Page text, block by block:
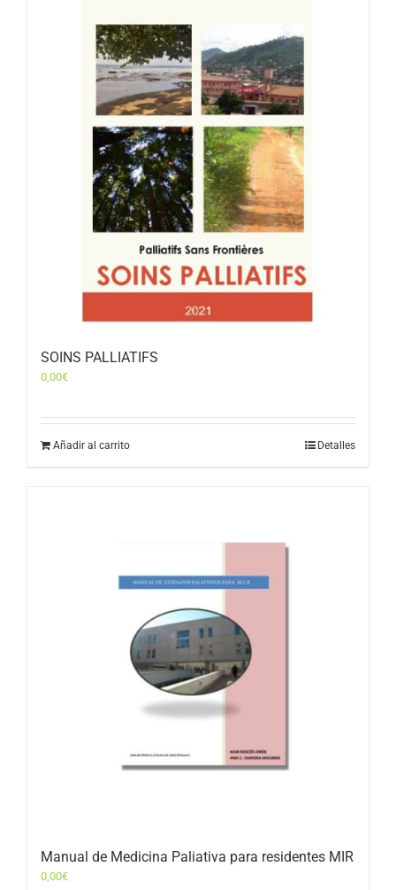
SOINS PALLIATIFS
0,00€
Añadir al carrito Detalles
Manual de Medicina Paliativa para residentes MIR
0,00€